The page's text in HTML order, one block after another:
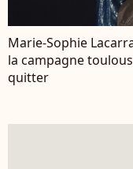
Marie-Sophie
la campagne
quitter